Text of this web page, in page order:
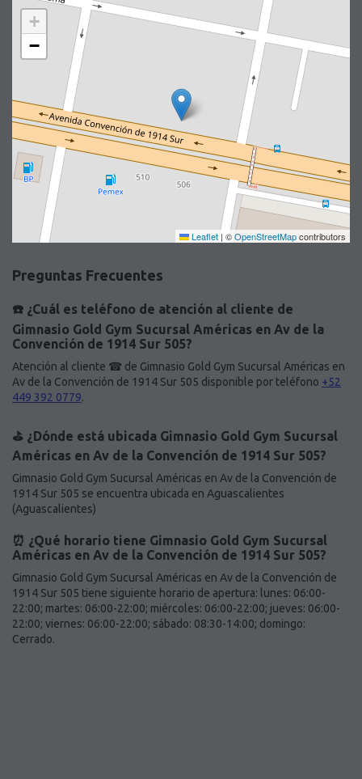
+
−
Leaflet | ©OpenStreetMapcontributors
Preguntas Frecuentes
☎️ ¿Cuál es teléfono de atención al cliente de
Gimnasio Gold Gym Sucursal Américas en Av de la
Convención de 1914 Sur 505?
Atención al cliente ☎ de Gimnasio Gold Gym Sucursal Américas en
Av de la Convención de 1914 Sur 505 disponible por teléfono +52
449 392 0779.
⛳️ ¿Dónde está ubicada Gimnasio Gold Gym Sucursal
Américas en Av de la Convención de 1914 Sur 505?
Gimnasio Gold Gym Sucursal Américas en Av de la Convención de
1914 Sur 505 se encuentra ubicada en Aguascalientes
(Aguascalientes)
⏰ ¿Qué horario tiene Gimnasio Gold Gym Sucursal
Américas en Av de la Convención de 1914 Sur 505?
Gimnasio Gold Gym Sucursal Américas en Av de la Convención de
1914 Sur 505 tiene siguiente horario de apertura: lunes: 06:00-
22:00; martes: 06:00-22:00; miércoles: 06:00-22:00; jueves: 06:00-
22:00; viernes: 06:00-22:00; sábado: 08:30-14:00; domingo:
Cerrado.